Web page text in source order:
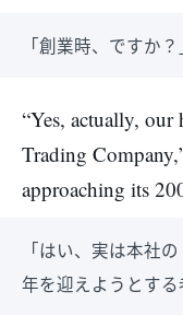
「創業時、ですか？
“Yes, actually, our
Trading
approaching its
「はい、実は本社
年を迎えようとす